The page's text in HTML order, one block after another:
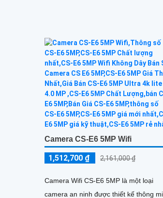
Camera CS-E6 5MP Wifi
1,512,700 ₫ 2,161,000 ₫
Camera Wifi CS-E6 5MP là một loại
camera an ninh được thiết kế thông